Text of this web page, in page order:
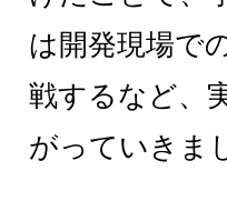
は開発現場で
戦するなど、
がっていきま